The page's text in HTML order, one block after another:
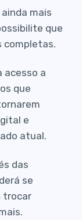
mais
que
completas.
acesso a
que
e
atual.
das
se
trocar